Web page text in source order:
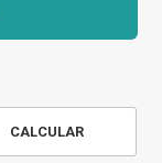
CALCULAR